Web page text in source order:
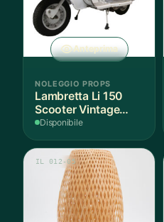
Anteprima
NOLEGGIO PROPS
Lambretta Li 150
Scooter Vintage
Bianco e Grigio
Disponibile
IL 012-05